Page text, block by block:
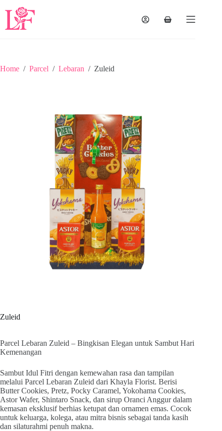
Home / Parcel / Lebaran / Zuleid
Zuleid
Parcel Lebaran Zuleid – Bingkisan Elegan untuk Sambut Hari
Kemenangan
Sambut Idul Fitri dengan kemewahan rasa dan tampilan
melalui Parcel Lebaran Zuleid dari Khayla Florist. Berisi
Butter Cookies, Pretz, Pocky Caramel, Yokohama Cookies,
Astor Wafer, Shintaro Snack, dan sirup Oranci Anggur dalam
kemasan eksklusif berhias ketupat dan ornamen emas. Cocok
untuk keluarga, kolega, atau mitra bisnis sebagai tanda kasih
dan silaturahmi penuh makna.